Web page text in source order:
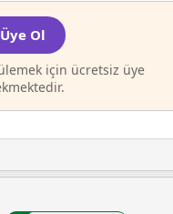
Ol
için ücretsiz üye
o